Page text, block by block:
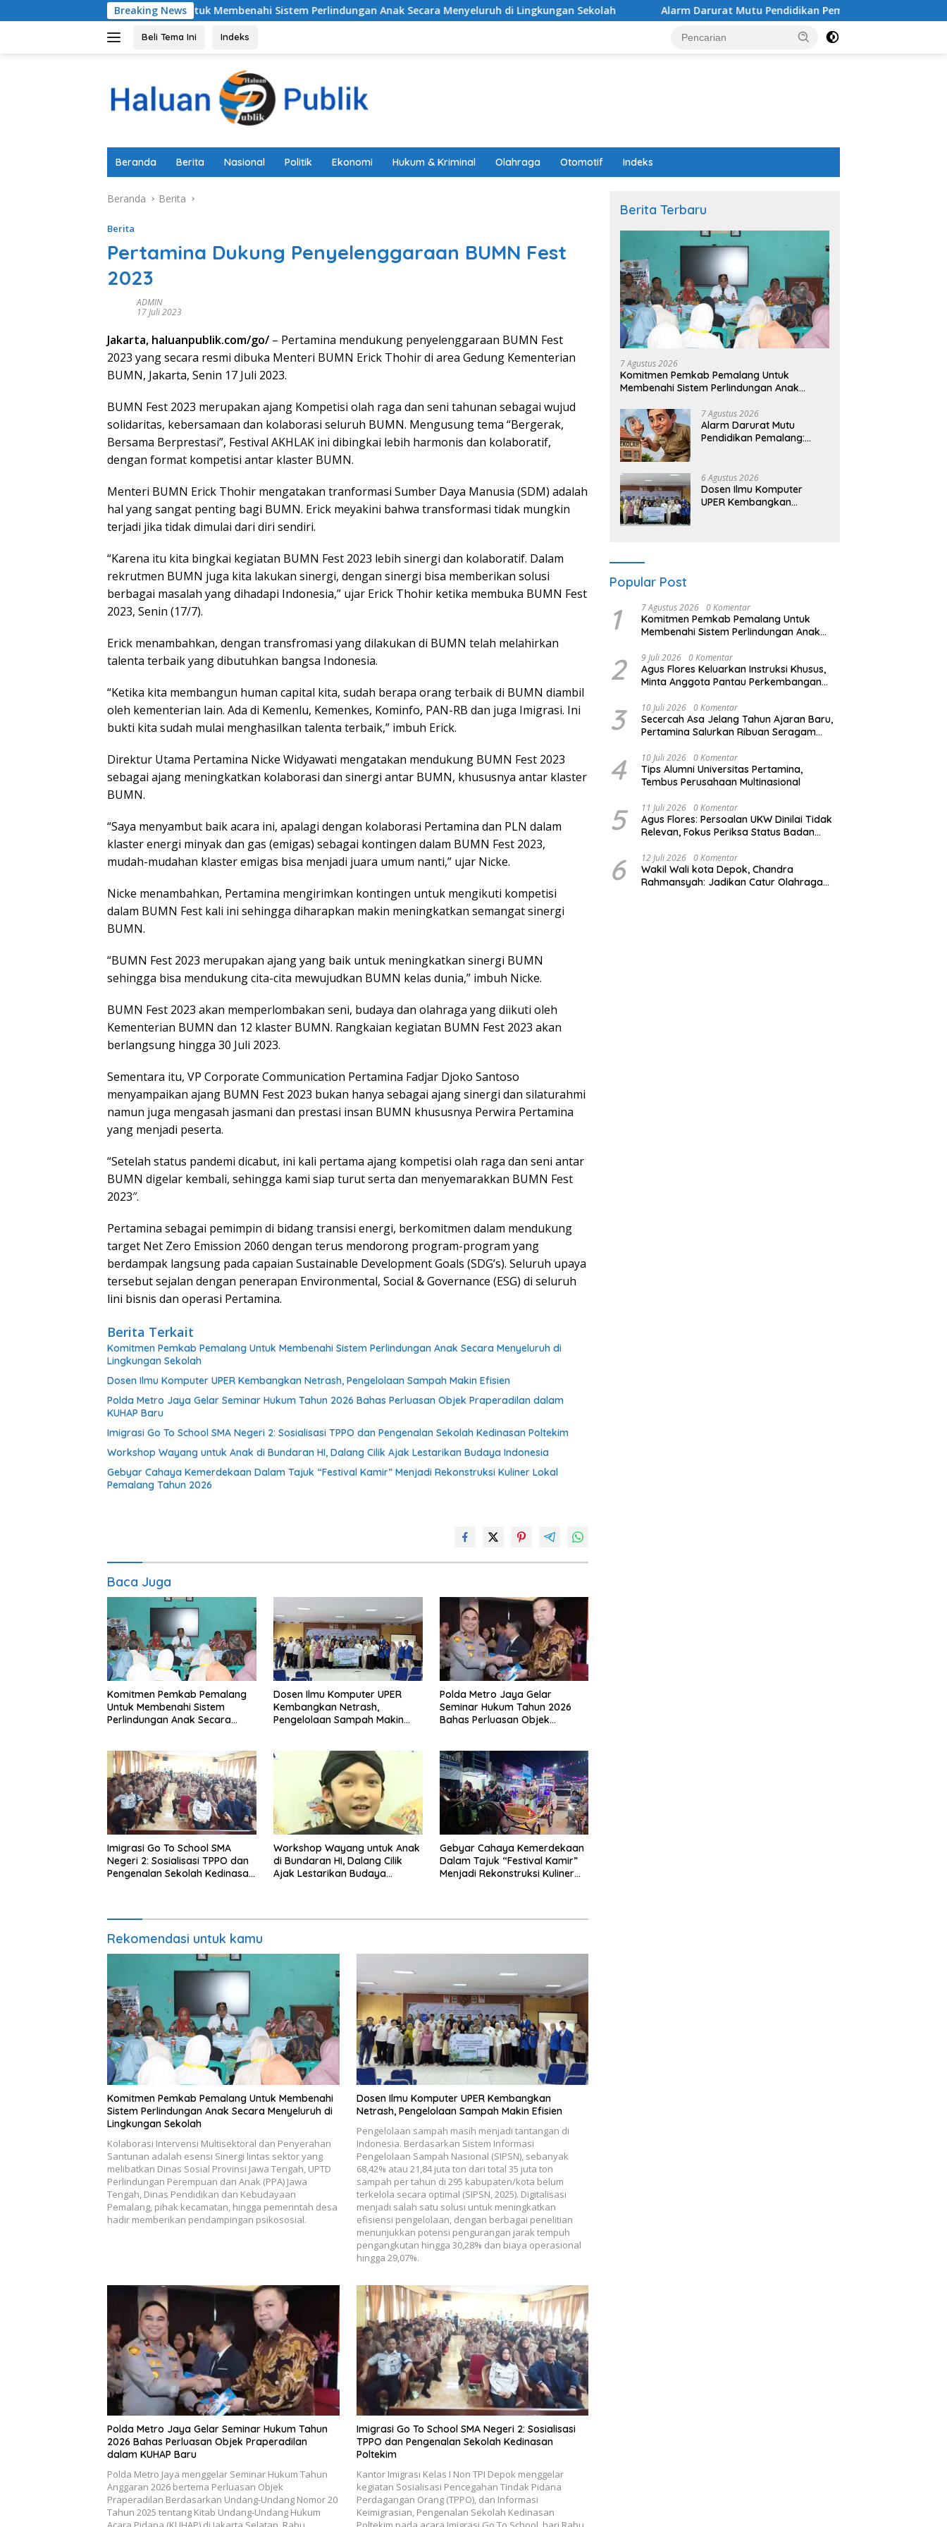
ke
Breaking News
Pemalang Untuk Membenahi Sistem Perlindungan Anak Secara Menyeluruh di Lingkungan Sekolah Alarm Darurat Mutu Pendidikan Pemalang: Ketika Sekolah Tanpa Mata dan
Beli Tema Ini Indeks
Beranda Berita Nasional Politik Ekonomi Hukum & Kriminal Olahraga Otomotif Indeks
Beranda Berita
Berita
Pertamina Dukung Penyelenggaraan BUMN Fest
2023
ADMIN
17 Juli 2023
Jakarta, haluanpublik.com/go/ – Pertamina mendukung penyelenggaraan BUMN Fest
2023 yang secara resmi dibuka Menteri BUMN Erick Thohir di area Gedung Kementerian
BUMN, Jakarta, Senin 17 Juli 2023.
BUMN Fest 2023 merupakan ajang Kompetisi olah raga dan seni tahunan sebagai wujud
solidaritas, kebersamaan dan kolaborasi seluruh BUMN. Mengusung tema “Bergerak,
Bersama Berprestasi”, Festival AKHLAK ini dibingkai lebih harmonis dan kolaboratif,
dengan format kompetisi antar klaster BUMN.
Menteri BUMN Erick Thohir mengatakan tranformasi Sumber Daya Manusia (SDM) adalah
hal yang sangat penting bagi BUMN. Erick meyakini bahwa transformasi tidak mungkin
terjadi jika tidak dimulai dari diri sendiri.
“Karena itu kita bingkai kegiatan BUMN Fest 2023 lebih sinergi dan kolaboratif. Dalam
rekrutmen BUMN juga kita lakukan sinergi, dengan sinergi bisa memberikan solusi
berbagai masalah yang dihadapi Indonesia,” ujar Erick Thohir ketika membuka BUMN Fest
2023, Senin (17/7).
Erick menambahkan, dengan transfromasi yang dilakukan di BUMN telah melahirkan
talenta terbaik yang dibutuhkan bangsa Indonesia.
“Ketika kita membangun human capital kita, sudah berapa orang terbaik di BUMN diambil
oleh kementerian lain. Ada di Kemenlu, Kemenkes, Kominfo, PAN-RB dan juga Imigrasi. Ini
bukti kita sudah mulai menghasilkan talenta terbaik,” imbuh Erick.
Direktur Utama Pertamina Nicke Widyawati mengatakan mendukung BUMN Fest 2023
sebagai ajang meningkatkan kolaborasi dan sinergi antar BUMN, khususnya antar klaster
BUMN.
“Saya menyambut baik acara ini, apalagi dengan kolaborasi Pertamina dan PLN dalam
klaster energi minyak dan gas (emigas) sebagai kontingen dalam BUMN Fest 2023,
mudah-mudahan klaster emigas bisa menjadi juara umum nanti,” ujar Nicke.
Nicke menambahkan, Pertamina mengirimkan kontingen untuk mengikuti kompetisi
dalam BUMN Fest kali ini sehingga diharapkan makin meningkatkan semangat sinergi
BUMN.
“BUMN Fest 2023 merupakan ajang yang baik untuk meningkatkan sinergi BUMN
sehingga bisa mendukung cita-cita mewujudkan BUMN kelas dunia,” imbuh Nicke.
BUMN Fest 2023 akan memperlombakan seni, budaya dan olahraga yang diikuti oleh
Kementerian BUMN dan 12 klaster BUMN. Rangkaian kegiatan BUMN Fest 2023 akan
berlangsung hingga 30 Juli 2023.
Sementara itu, VP Corporate Communication Pertamina Fadjar Djoko Santoso
menyampaikan ajang BUMN Fest 2023 bukan hanya sebagai ajang sinergi dan silaturahmi
namun juga mengasah jasmani dan prestasi insan BUMN khususnya Perwira Pertamina
yang menjadi peserta.
“Setelah status pandemi dicabut, ini kali pertama ajang kompetisi olah raga dan seni antar
BUMN digelar kembali, sehingga kami siap turut serta dan menyemarakkan BUMN Fest
2023″.
Pertamina sebagai pemimpin di bidang transisi energi, berkomitmen dalam mendukung
target Net Zero Emission 2060 dengan terus mendorong program-program yang
berdampak langsung pada capaian Sustainable Development Goals (SDG’s). Seluruh upaya
tersebut sejalan dengan penerapan Environmental, Social & Governance (ESG) di seluruh
lini bisnis dan operasi Pertamina.
Berita Terkait
Komitmen Pemkab Pemalang Untuk Membenahi Sistem Perlindungan Anak Secara Menyeluruh di
Lingkungan Sekolah
Dosen Ilmu Komputer UPER Kembangkan Netrash, Pengelolaan Sampah Makin Efisien
Polda Metro Jaya Gelar Seminar Hukum Tahun 2026 Bahas Perluasan Objek Praperadilan dalam
KUHAP Baru
Imigrasi Go To School SMA Negeri 2: Sosialisasi TPPO dan Pengenalan Sekolah Kedinasan Poltekim
Workshop Wayang untuk Anak di Bundaran HI, Dalang Cilik Ajak Lestarikan Budaya Indonesia
Gebyar Cahaya Kemerdekaan Dalam Tajuk “Festival Kamir” Menjadi Rekonstruksi Kuliner Lokal
Pemalang Tahun 2026
Baca Juga
Komitmen Pemkab Pemalang
Untuk Membenahi Sistem
Perlindungan Anak Secara
Dosen Ilmu Komputer UPER
Kembangkan Netrash,
Pengelolaan Sampah Makin
Polda Metro Jaya Gelar
Seminar Hukum Tahun 2026
Bahas Perluasan Objek
Imigrasi Go To School SMA
Negeri 2: Sosialisasi TPPO dan
Pengenalan Sekolah Kedinasan
Workshop Wayang untuk Anak
di Bundaran HI, Dalang Cilik
Ajak Lestarikan Budaya
Gebyar Cahaya Kemerdekaan
Dalam Tajuk “Festival Kamir”
Menjadi Rekonstruksi Kuliner
Rekomendasi untuk kamu
Komitmen Pemkab Pemalang Untuk Membenahi
Sistem Perlindungan Anak Secara Menyeluruh di
Lingkungan Sekolah
Kolaborasi Intervensi Multisektoral dan Penyerahan
Santunan adalah esensi Sinergi lintas sektor yang
melibatkan Dinas Sosial Provinsi Jawa Tengah, UPTD
Perlindungan Perempuan dan Anak (PPA) Jawa
Tengah, Dinas Pendidikan dan Kebudayaan
Pemalang, pihak kecamatan, hingga pemerintah desa
hadir memberikan pendampingan psikososial.
Dosen Ilmu Komputer UPER Kembangkan
Netrash, Pengelolaan Sampah Makin Efisien
Pengelolaan sampah masih menjadi tantangan di
Indonesia. Berdasarkan Sistem Informasi
Pengelolaan Sampah Nasional (SIPSN), sebanyak
68,42% atau 21,84 juta ton dari total 35 juta ton
sampah per tahun di 295 kabupaten/kota belum
terkelola secara optimal (SIPSN, 2025). Digitalisasi
menjadi salah satu solusi untuk meningkatkan
efisiensi pengelolaan, dengan berbagai penelitian
menunjukkan potensi pengurangan jarak tempuh
pengangkutan hingga 30,28% dan biaya operasional
hingga 29,07%.
Polda Metro Jaya Gelar Seminar Hukum Tahun
2026 Bahas Perluasan Objek Praperadilan
dalam KUHAP Baru
Polda Metro Jaya menggelar Seminar Hukum Tahun
Anggaran 2026 bertema Perluasan Objek
Praperadilan Berdasarkan Undang-Undang Nomor 20
Tahun 2025 tentang Kitab Undang-Undang Hukum
Imigrasi Go To School SMA Negeri 2: Sosialisasi
TPPO dan Pengenalan Sekolah Kedinasan
Poltekim
Kantor Imigrasi Kelas I Non TPI Depok menggelar
kegiatan Sosialisasi Pencegahan Tindak Pidana
Perdagangan Orang (TPPO), dan Informasi
Keimigrasian, Pengenalan Sekolah Kedinasan
Berita Terbaru
7 Agustus 2026
Komitmen Pemkab Pemalang Untuk
Membenahi Sistem Perlindungan Anak
7 Agustus 2026
Alarm Darurat Mutu
Pendidikan Pemalang:
6 Agustus 2026
Dosen Ilmu Komputer
UPER Kembangkan
Popular Post
1 7 Agustus 2026 0 Komentar
Komitmen Pemkab Pemalang Untuk
Membenahi Sistem Perlindungan Anak
2 9 Juli 2026 0 Komentar
Agus Flores Keluarkan Instruksi Khusus,
Minta Anggota Pantau Perkembangan
3 10 Juli 2026 0 Komentar
Secercah Asa Jelang Tahun Ajaran Baru,
Pertamina Salurkan Ribuan Seragam
4 10 Juli 2026 0 Komentar
Tips Alumni Universitas Pertamina,
Tembus Perusahaan Multinasional
5 11 Juli 2026 0 Komentar
Agus Flores: Persoalan UKW Dinilai Tidak
Relevan, Fokus Periksa Status Badan
6 12 Juli 2026 0 Komentar
Wakil Wali kota Depok, Chandra
Rahmansyah: Jadikan Catur Olahraga